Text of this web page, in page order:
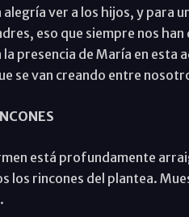
ver a los hijos, y para
eso que siempre nos
presencia de María en esta
se van creando entre
está profundamente
los rincones del plantea.